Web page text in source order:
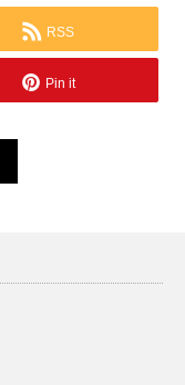
RSS
Pin it